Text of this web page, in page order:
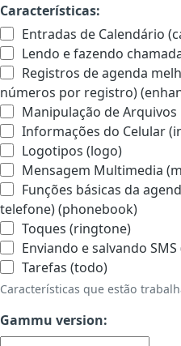
Características:
Entradas de Calendário
Lendo e fazendo
Registros de agenda
números por registro)
Manipulação de
Informações do Celular
Logotipos (logo)
Mensagem Multimedia
Funções básicas da
telefone) (phonebook)
Toques (ringtone)
Enviando e salvando SMS
Tarefas (todo)
Características que estão
Gammu version: